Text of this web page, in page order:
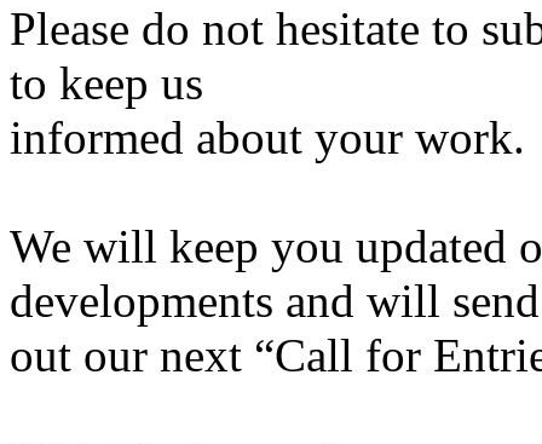
Please do not hesitate to
to keep us
informed about your work.
We will keep you updated
developments and will send
out our next “Call for